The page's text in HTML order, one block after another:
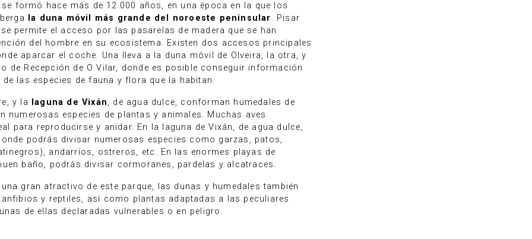
formó hace más de 12.000 años, en una época en la que los
la duna móvil más grande del noroeste peninsular. Pisar
permite el acceso por las pasarelas de madera que se han
del hombre en su ecosistema. Existen dos accesos principales
aparcar el coche. Una lleva a la duna móvil de Olveira, la otra, y
de Recepción de O Vilar, donde es posible conseguir información
las especies de fauna y flora que la habitan.
y la laguna de Vixán, de agua dulce, conforman humedales de
numerosas especies de plantas y animales. Muchas aves
para reproducirse y anidar. En la laguna de Vixán, de agua dulce,
podrás divisar numerosas especies como garzas, patos,
andarríos, ostreros, etc. En las enormes playas de
baño, podrás divisar cormoranes, pardelas y alcatraces.
gran atractivo de este parque, las dunas y humedales también
y reptiles, así como plantas adaptadas a las peculiares
de ellas declaradas vulnerables o en peligro.